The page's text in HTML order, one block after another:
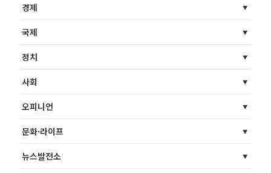
경제
국제
정치
사회
오피니언
문화·라이프
뉴스발전소